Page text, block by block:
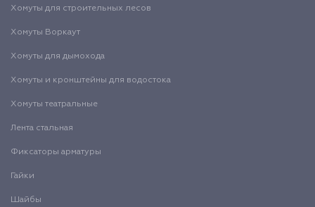
Хомуты для строительных лесов
Хомуты Воркаут
Хомуты для дымохода
Хомуты и кронштейны для водостока
Хомуты театральные
Лента стальная
Фиксаторы арматуры
Гайки
Шайбы